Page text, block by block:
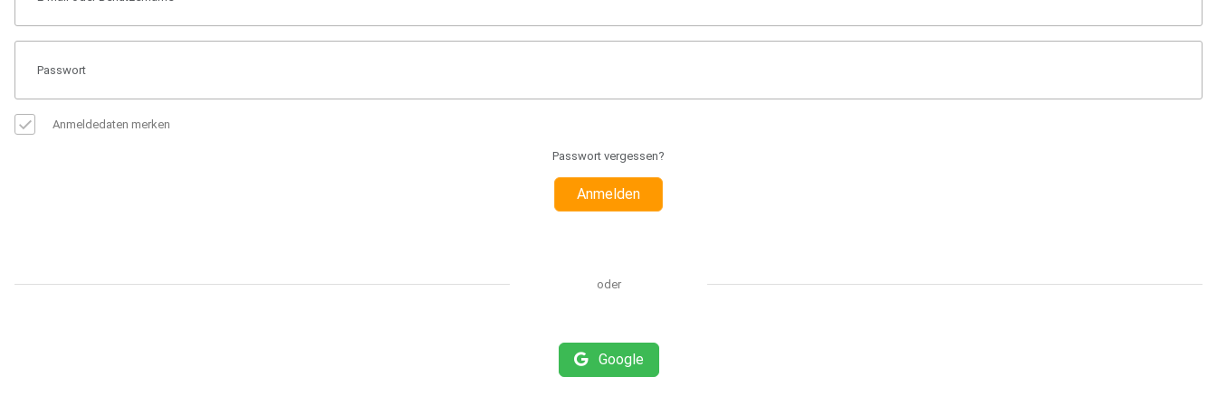
Anmeldedaten merken
Passwort vergessen?
Anmelden
oder
Google